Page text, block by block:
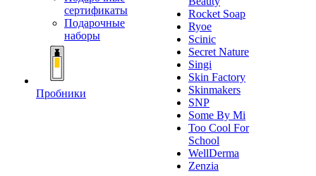
сертификаты
Подарочные
наборы
Пробники
Rocket Soap
Ryoe
Scinic
Secret Nature
Singi
Skin Factory
Skinmakers
SNP
Some By Mi
Too Cool For
School
WellDerma
Zenzia